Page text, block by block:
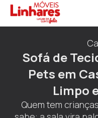
Não Podem
Quando pensamos
impossível não
simplificam